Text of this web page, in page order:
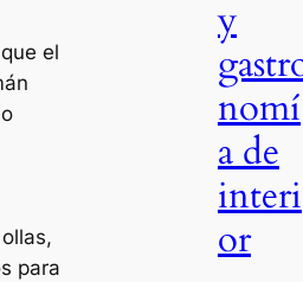
el
para
y
nomí
a de
interi
or